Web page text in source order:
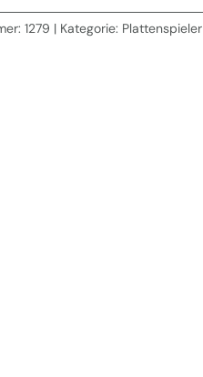
1279 Kategorie: Plattenspieler